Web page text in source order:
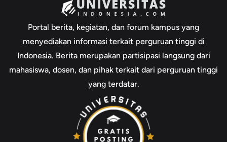
Portal berita, kegiatan, dan forum kampus yang
menyediakan informasi terkait perguruan tinggi di
Indonesia. Berita merupakan partisipasi langsung dari
mahasiswa, dosen, dan pihak terkait dari perguruan tinggi
yang terdatar.